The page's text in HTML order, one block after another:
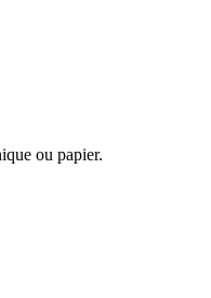
ou papier.